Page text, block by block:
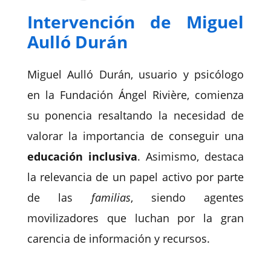
Intervención de Miguel
Aulló Durán
Miguel Aulló Durán, usuario y psicólogo
en la Fundación Ángel Rivière, comienza
su ponencia resaltando la necesidad de
valorar la importancia de conseguir una
educación inclusiva. Asimismo, destaca
la relevancia de un papel activo por parte
de las familias, siendo agentes
movilizadores que luchan por la gran
carencia de información y recursos.